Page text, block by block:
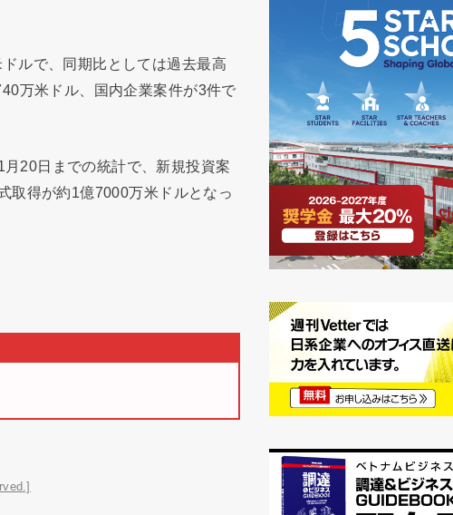
ルで、同期比としては過去最高
万米ドル、国内企業案件が3件で
20日までの統計で、新規投資案
取得が約1億7000万米ドルとなっ